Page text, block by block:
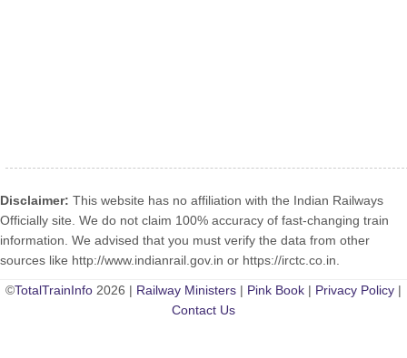
Disclaimer: This website has no affiliation with the Indian Railways
Officially site. We do not claim 100% accuracy of fast-changing train
information. We advised that you must verify the data from other
sources like http://www.indianrail.gov.in or https://irctc.co.in.
©TotalTrainInfo 2026 | Railway Ministers | Pink Book | Privacy Policy |
Contact Us